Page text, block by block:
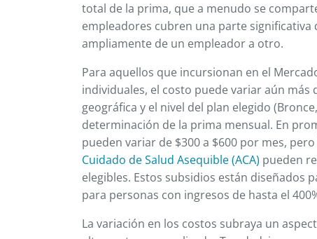
total de la prima, que a menudo se
empleadores cubren una parte
ampliamente de un empleador a otro.
Para aquellos que incursionan en el
individuales, el costo puede variar aún
geográfica y el nivel del plan elegido
determinación de la prima mensual. En
pueden variar de $300 a $600 por mes,
Cuidado de Salud Asequible (ACA) pueden
elegibles. Estos subsidios están diseñados
para personas con ingresos de hasta el
La variación en los costos subraya un